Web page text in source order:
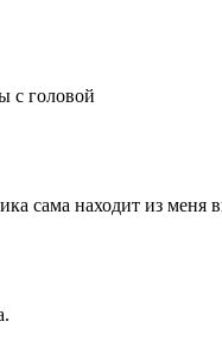
с головой
сама находит из меня